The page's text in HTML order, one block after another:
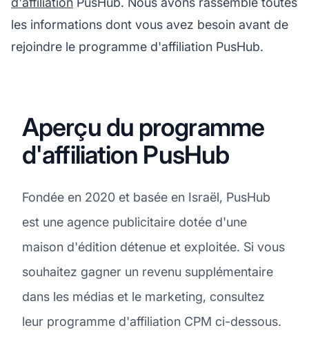
les informations dont vous avez besoin avant de
rejoindre le programme d'affiliation PusHub.
Aperçu du programme
d'affiliation PusHub
Fondée en 2020 et basée en Israël, PusHub
est une agence publicitaire dotée d'une
maison d'édition détenue et exploitée. Si vous
souhaitez gagner un revenu supplémentaire
dans les médias et le marketing, consultez
leur programme d'affiliation CPM ci-dessous.